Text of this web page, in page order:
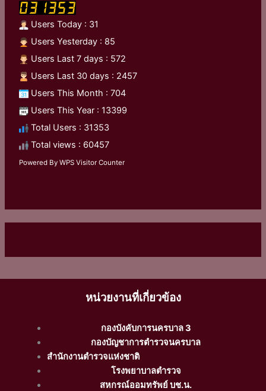
Users Today : 31
Users Yesterday : 85
Users Last 7 days : 572
Users Last 30 days : 2457
Users This Month : 704
Users This Year : 13399
Total Users : 31353
Total views : 60457
Powered ByWPS Visitor Counter
หน่วยงานที่เกี่ยวข้อง
กองบังคับการนครบาล 3
กองบัญชาการตำรวจนครบาล
สำนักงานตำรวจแห่งชาติ
โรงพยาบาลตำรวจ
สหกรณ์ออมทรัพย์ บช.น.